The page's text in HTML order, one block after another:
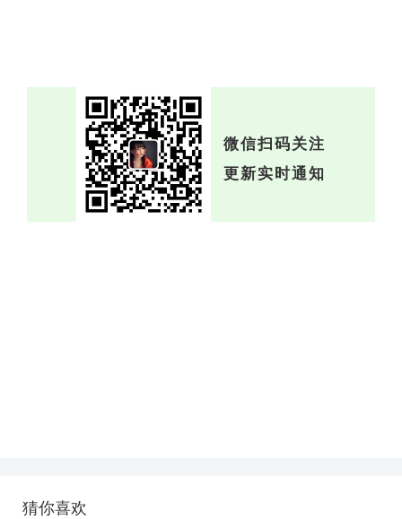
微信扫码关注
更新实时通知
猜你喜欢